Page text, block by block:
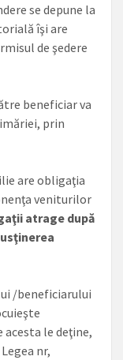
se depune la
îşi are
de şedere
beneficiar va
prin
are obligaţia
veniturilor
atrage după
/beneficiarului
le deţine,
nr,